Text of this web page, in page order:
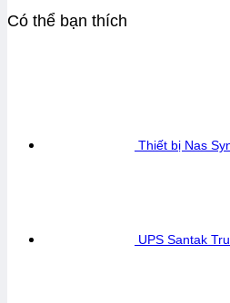
Có thể bạn thích
Thiết bị Nas
UPS Santak